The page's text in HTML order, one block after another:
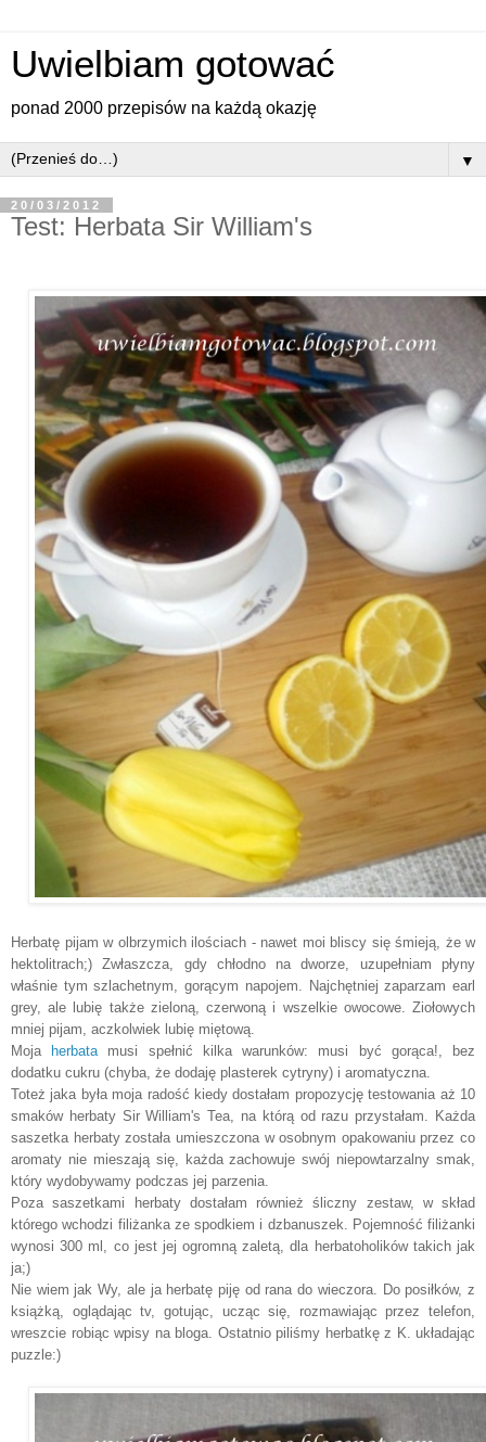
Uwielbiam gotować
ponad 2000 przepisów na każdą okazję
▼
20/03/2012
Test: Herbata Sir William's
Herbatę pijam w olbrzymich ilościach - nawet moi bliscy się śmieją, że w
hektolitrach;) Zwłaszcza, gdy chłodno na dworze, uzupełniam płyny
właśnie tym szlachetnym, gorącym napojem. Najchętniej zaparzam earl
grey, ale lubię także zieloną, czerwoną i wszelkie owocowe. Ziołowych
mniej pijam, aczkolwiek lubię miętową.
Moja
herbatamusi spełnić kilka warunków: musi być gorąca!, bez
dodatku cukru (chyba, że dodaję plasterek cytryny) i aromatyczna.
Toteż jaka była moja radość kiedy dostałam propozycję testowania aż 10
smaków herbaty Sir William's Tea, na którą od razu przystałam. Każda
saszetka herbaty została umieszczona w osobnym opakowaniu przez co
aromaty nie mieszają się, każda zachowuje swój niepowtarzalny smak,
który wydobywamy podczas jej parzenia.
Poza saszetkami herbaty dostałam również śliczny zestaw, w skład
którego wchodzi filiżanka ze spodkiem i dzbanuszek. Pojemność filiżanki
wynosi 300 ml, co jest jej ogromną zaletą, dla herbatoholików takich jak
ja;)
Nie wiem jak Wy, ale ja herbatę piję od rana do wieczora. Do posiłków, z
książką, oglądając tv, gotując, ucząc się, rozmawiając przez telefon,
wreszcie robiąc wpisy na bloga. Ostatnio piliśmy herbatkę z K. układając
puzzle:)